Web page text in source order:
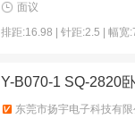
面议
排距:16.98 | 针距:2.5 | 幅宽
Y-B070-1 SQ-2820
东莞市扬宇电子科技有限